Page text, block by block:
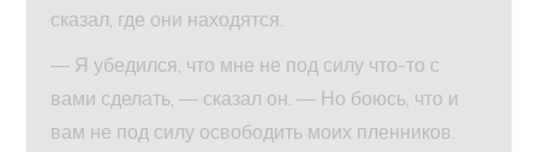
сказал, где они находятся.
— Я убедился, что мне не под силу что-то с
вами сделать, — сказал он. — Но боюсь, что и
вам не под силу освободить моих пленников.